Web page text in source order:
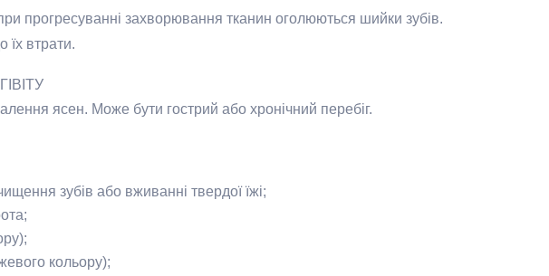
прогресуванні захворювання тканин оголюються шийки зубів.
їх втрати.
ясен. Може бути гострий або хронічний перебіг.
зубів або вживанні твердої їжі;
кольору);